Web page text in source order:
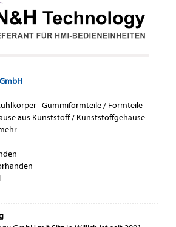
·Gummiformteile / Formteile
aus Kunststoff / Kunststoffgehäuse·